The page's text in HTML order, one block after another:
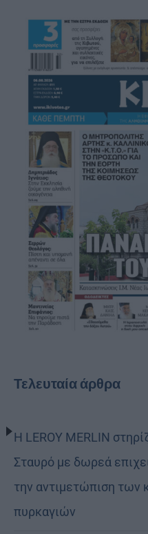
Τελευταία άρθρα
Η LEROY MERLIN
Σταυρό με δωρεά
την αντιμετώπιση των
πυρκαγιών